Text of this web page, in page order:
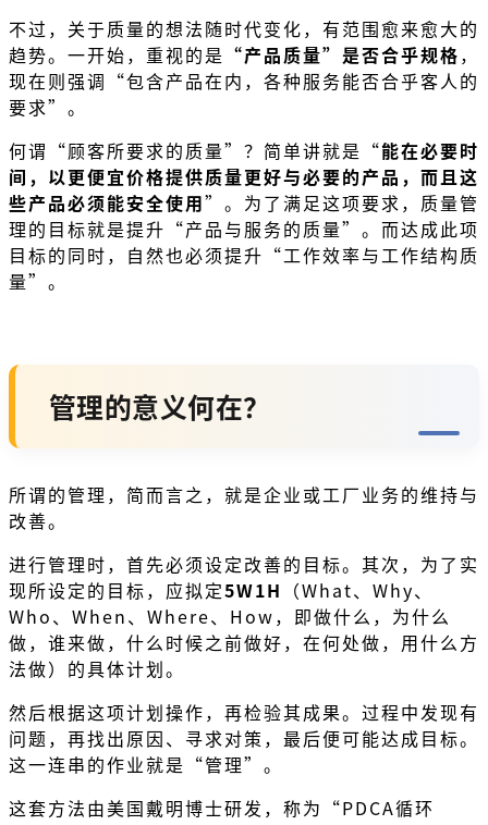
不过，关于质量的想法随时代变化，有范围愈来愈大的
趋势。一开始，重视的是 “产品质量”是否合乎规格，
现在则强调“包含产品在内，各种服务能否合乎客人的
要求”。
何谓“顾客所要求的质量”？简单讲就是“能在必要时
间，以更便宜价格提供质量更好与必要的产品，而且这
些产品必须能安全使用”。为了满足这项要求，质量管
理的目标就是提升“产品与服务的质量”。而达成此项
目标的同时，自然也必须提升“工作效率与工作结构质
量”。
管理的意义何在？
所谓的管理，简而言之，就是企业或工厂业务的维持与
改善。
进行管理时，首先必须设定改善的目标。其次，为了实
现所设定的目标，应拟定5W1H （What、Why、
Who、When、Where、How，即做什么，为什么
做，谁来做，什么时候之前做好，在何处做，用什么方
法做）的具体计划。
然后根据这项计划操作，再检验其成果。过程中发现有
问题，再找出原因、寻求对策，最后便可能达成目标。
这一连串的作业就是“管理”。
这套方法由美国戴明博士研发，称为“PDCA循环